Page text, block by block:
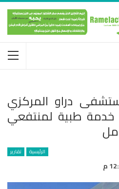
دراو المركزي
250 ألف خدمة طبية لمنتفعي
الرئيسية تقارير